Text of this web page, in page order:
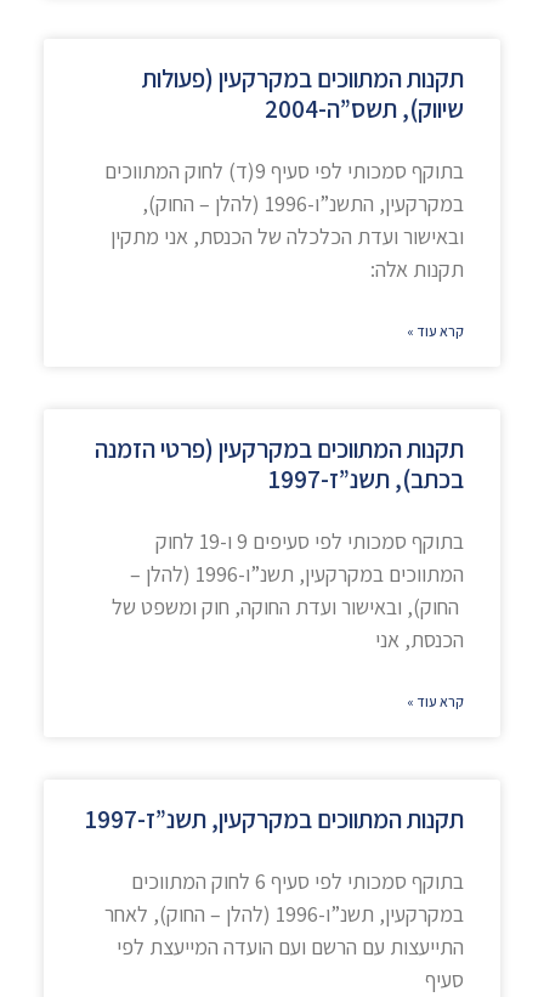
תקנות המתווכים במקרקעין (פעולות
שיווק), תשס”ה-2004
בתוקף סמכותי לפי סעיף 9(ד) לחוק המתווכים
במקרקעין, התשנ”ו-1996 (להלן – החוק),
ובאישור ועדת הכלכלה של הכנסת, אני מתקין
תקנות אלה:
קרא עוד »
תקנות המתווכים במקרקעין (פרטי הזמנה
בכתב), תשנ”ז-1997
בתוקף סמכותי לפי סעיפים 9 ו-19 לחוק
המתווכים במקרקעין, תשנ”ו-1996 (להלן –
החוק), ובאישור ועדת החוקה, חוק ומשפט של
הכנסת, אני
קרא עוד »
תקנות המתווכים במקרקעין, תשנ”ז-1997
בתוקף סמכותי לפי סעיף 6 לחוק המתווכים
במקרקעין, תשנ”ו-1996 (להלן – החוק), לאחר
התייעצות עם הרשם ועם הועדה המייעצת לפי
סעיף